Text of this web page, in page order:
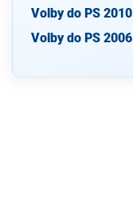
Volby do PS 2010
Volby do PS 2006